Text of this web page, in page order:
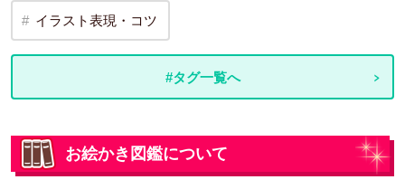
イラスト表現・コツ
#タグ一覧へ
お絵かき図鑑について